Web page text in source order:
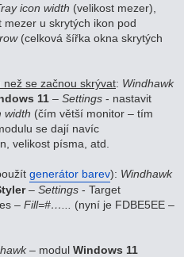
icon width (velikost mezer),
mezer u skrytých ikon pod
(celková šířka okna skrytých
se začnou skrývat: Windhawk
11 – Settings - nastavit
width (čím větší monitor – tím
se dají navíc
velikost písma, atd.
generátor barev): Windhawk
– Settings - Target
– Fill=#…...
(nyní je FDBE5EE –
– modul Windows 11